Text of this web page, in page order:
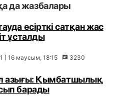
да жазбалары
есірткі сатқан жас
ұсталды
] 16 маусым, 18:15 3230
азығы: Қымбатшылық
барады